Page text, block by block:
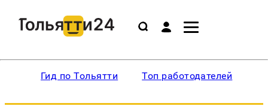
Гид по Тольятти Топ работодателей